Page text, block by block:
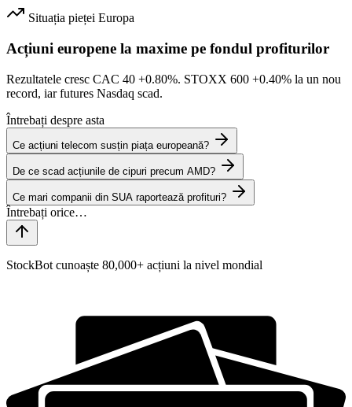
Situația pieței Europa
Acțiuni europene la maxime pe fondul profiturilor
Rezultatele cresc CAC 40 +0.80%. STOXX 600 +0.40% la un nou
record, iar futures Nasdaq scad.
Întrebați despre asta
Ce acțiuni telecom susțin piața europeană?
De ce scad acțiunile de cipuri precum AMD?
Ce mari companii din SUA raportează profituri?
StockBot cunoaște 80,000+ acțiuni la nivel mondial